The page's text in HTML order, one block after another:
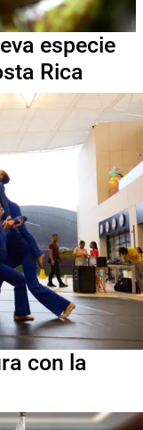
especie
Rica
con la